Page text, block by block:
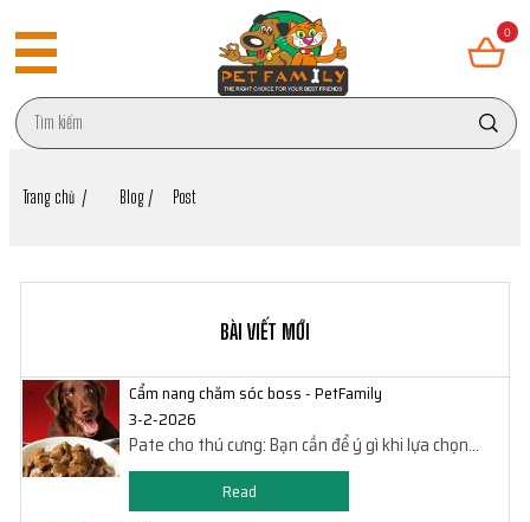
0
Trang chủ / Blog / Post
Cẩm nang chăm sóc boss - PetFamily
3-2-2026
Pate cho thú cưng: Bạn cần để ý gì khi lựa chọn
pate cho chó, mèo?
Read
BÀI VIẾT MỚI